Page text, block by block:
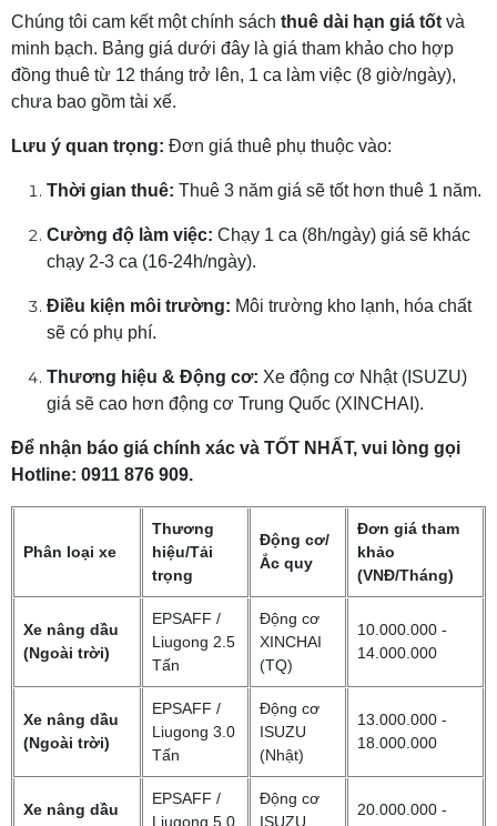
Chúng tôi cam kết một chính sách thuê dài hạn giá tốt và
minh bạch. Bảng giá dưới đây là giá tham khảo cho hợp
đồng thuê từ 12 tháng trở lên, 1 ca làm việc (8 giờ/ngày),
chưa bao gồm tài xế.
Lưu ý quan trọng: Đơn giá thuê phụ thuộc vào:
Thời gian thuê: Thuê 3 năm giá sẽ tốt hơn thuê 1 năm.
Cường độ làm việc: Chạy 1 ca (8h/ngày) giá sẽ khác
chạy 2-3 ca (16-24h/ngày).
Điều kiện môi trường: Môi trường kho lạnh, hóa chất
sẽ có phụ phí.
Thương hiệu & Động cơ: Xe động cơ Nhật (ISUZU)
giá sẽ cao hơn động cơ Trung Quốc (XINCHAI).
Để nhận báo giá chính xác và TỐT NHẤT, vui lòng gọi
Hotline: 0911 876 909.
Phân loại xe
Thương
hiệu/Tải
trọng
Động cơ/
Ắc quy
Đơn giá tham
khảo
(VNĐ/Tháng)
Xe nâng dầu
(Ngoài trời)
EPSAFF /
Liugong 2.5
Tấn
Động cơ
XINCHAI
(TQ)
10.000.000 -
14.000.000
Xe nâng dầu
(Ngoài trời)
EPSAFF /
Liugong 3.0
Tấn
Động cơ
ISUZU
(Nhật)
13.000.000 -
18.000.000
Xe nâng dầu
EPSAFF /
Liugong 5.0
Động cơ
ISUZU
20.000.000 -